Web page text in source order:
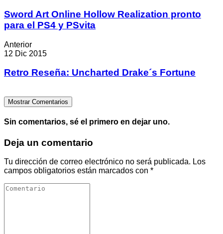
Sword Art Online Hollow Realization pronto
para el PS4 y PSvita
Anterior
12 Dic 2015
Retro Reseña: Uncharted Drake´s Fortune
Mostrar Comentarios
Sin comentarios, sé el primero en dejar uno.
Deja un comentario
Tu dirección de correo electrónico no será publicada. Los
campos obligatorios están marcados con *